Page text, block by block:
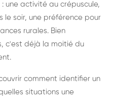
une activité au crépuscule,
le soir, une préférence pour
rurales. Bien
c'est déjà la moitié du
comment identifier un
situations une